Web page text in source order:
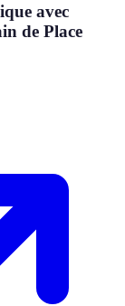
avec
de Place